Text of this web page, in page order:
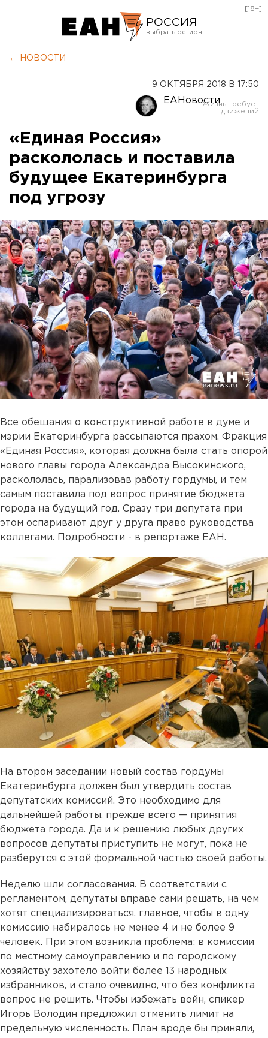
РОССИЯ
Оренбург
[18+]
← НОВОСТИ
9 ОКТЯБРЯ 2018 В 17:50
ЕАНовости
«Единая Россия»
раскололась и поставила
будущее Екатеринбурга
под угрозу
Все обещания о конструктивной работе в думе и
мэрии Екатеринбурга рассыпаются прахом. Фракция
«Единая Россия», которая должна была стать опорой
нового главы города Александра Высокинского,
раскололась, парализовав работу гордумы, и тем
самым поставила под вопрос принятие бюджета
города на будущий год. Сразу три депутата при
этом оспаривают друг у друга право руководства
коллегами. Подробности - в репортаже ЕАН.
На втором заседании новый состав гордумы
Екатеринбурга должен был утвердить состав
депутатских комиссий. Это необходимо для
дальнейшей работы, прежде всего — принятия
бюджета города. Да и к решению любых других
вопросов депутаты приступить не могут, пока не
разберутся с этой формальной частью своей работы.
Неделю шли согласования. В соответствии с
регламентом, депутаты вправе сами решать, на чем
хотят специализироваться, главное, чтобы в одну
комиссию набиралось не менее 4 и не более 9
человек. При этом возникла проблема: в комиссии
по местному самоуправлению и по городскому
хозяйству захотело войти более 13 народных
избранников, и стало очевидно, что без конфликта
вопрос не решить. Чтобы избежать войн, спикер
Игорь Володин предложил отменить лимит на
предельную численность. План вроде бы приняли,